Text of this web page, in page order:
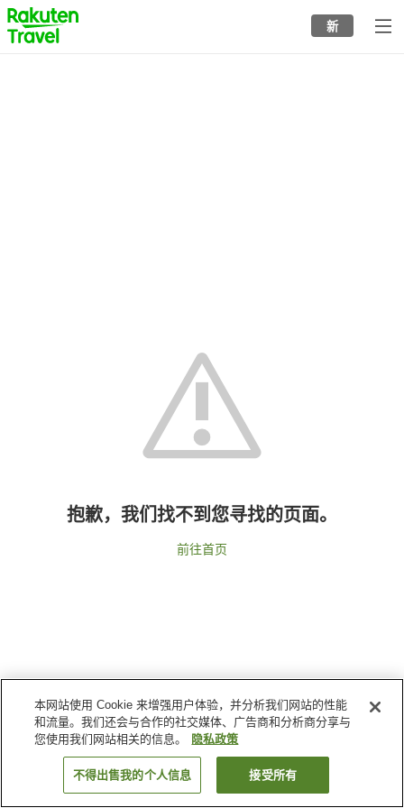
to
top
page
新
抱歉，我们找不到您寻找的页面。
前往首页
本网站使用 Cookie 来增强用户体验，并分析我们网站的性能
和流量。我们还会与合作的社交媒体、广告商和分析商分享与
您使用我们网站相关的信息。
隐私政策
不得出售我的个人信息 接受所有